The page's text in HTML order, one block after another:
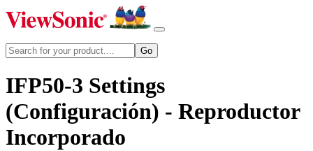
IFP50-3 Settings
(Configuración) - Reproductor
Incorporado